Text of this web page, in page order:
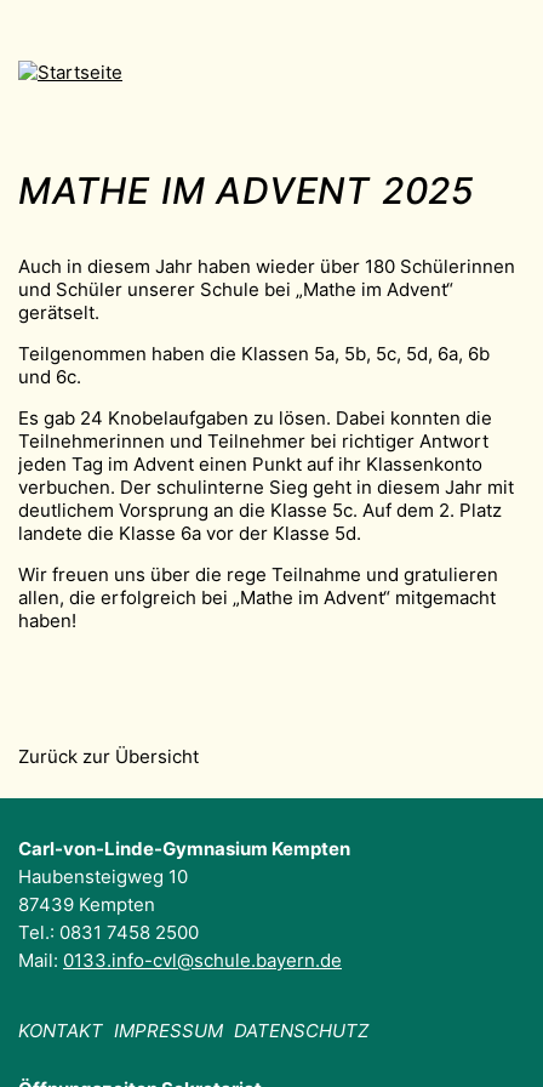
MATHE IM ADVENT 2025
Auch in diesem Jahr haben wieder über 180 Schülerinnen
und Schüler unserer Schule bei „Mathe im Advent“
gerätselt.
Teilgenommen haben die Klassen 5a, 5b, 5c, 5d, 6a, 6b
und 6c.
Es gab 24 Knobelaufgaben zu lösen. Dabei konnten die
Teilnehmerinnen und Teilnehmer bei richtiger Antwort
jeden Tag im Advent einen Punkt auf ihr Klassenkonto
verbuchen. Der schulinterne Sieg geht in diesem Jahr mit
deutlichem Vorsprung an die Klasse 5c. Auf dem 2. Platz
landete die Klasse 6a vor der Klasse 5d.
Wir freuen uns über die rege Teilnahme und gratulieren
allen, die erfolgreich bei „Mathe im Advent“ mitgemacht
haben!
Zurück zur Übersicht
Carl-von-Linde-Gymnasium Kempten
Haubensteigweg 10
87439 Kempten
Tel.: 0831 7458 2500
Mail: 0133.info-cvl@schule.bayern.de
KONTAKT IMPRESSUM DATENSCHUTZ